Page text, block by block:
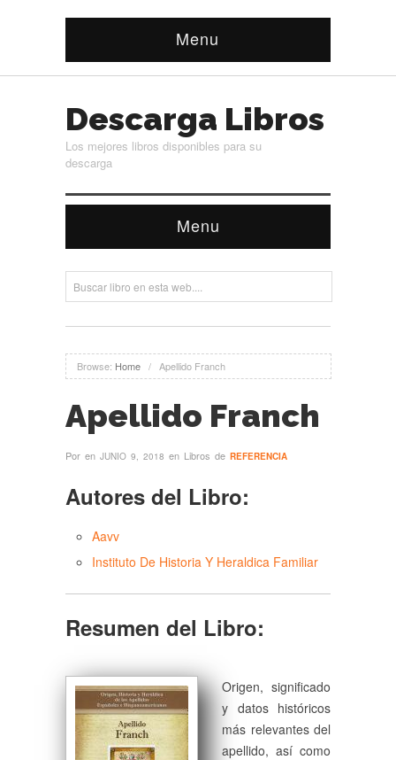
Menu
Descarga Libros
Los mejores libros disponibles para su
descarga
Menu
Browse: Home / Apellido Franch
Apellido Franch
Por en JUNIO 9, 2018 en Libros de REFERENCIA
Autores del Libro:
Aavv
Instituto De Historia Y Heraldica Familiar
Resumen del Libro:
Origen, significado
y datos históricos
más relevantes del
apellido, así como